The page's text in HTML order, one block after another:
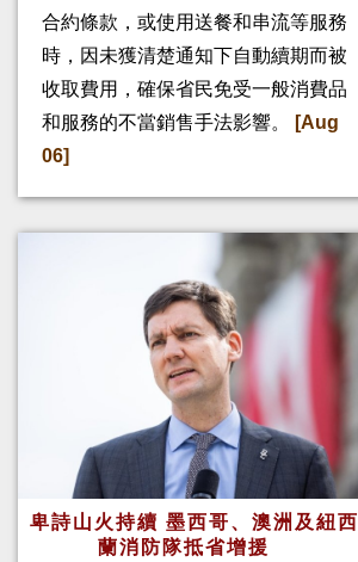
合約條款，或使用送餐和串流等服務
時，因未獲清楚通知下自動續期而被
收取費用，確保省民免受一般消費品
和服務的不當銷售手法影響。
[Aug
06]
卑詩山火持續 墨西哥、澳洲及紐西
蘭消防隊抵省增援